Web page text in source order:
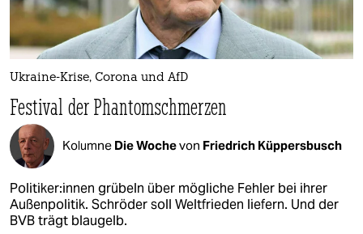
Ukraine-Krise, Corona und AfD
Festival der Phantomschmerzen
Kolumne Die Wochevon Friedrich Küppersbusch
Po­li­ti­ke­r:in­nen grübeln über mögliche Fehler bei ihrer
Außenpolitik. Schröder soll Weltfrieden liefern. Und der
BVB trägt blaugelb.